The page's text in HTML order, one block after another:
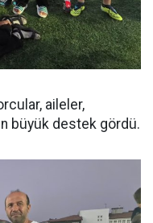
aileler,
büyük destek gördü.